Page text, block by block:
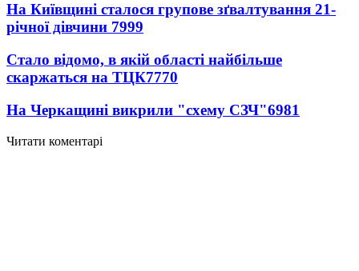
На Київщині сталося групове зґвалтування 21-
річної дівчини 7999
Стало відомо, в якій області найбільше
скаржаться на ТЦК7770
На Черкащині викрили "схему СЗЧ"6981
Читати коментарі